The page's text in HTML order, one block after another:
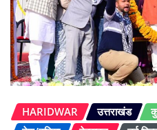
HARIDWAR उत्तराखंड